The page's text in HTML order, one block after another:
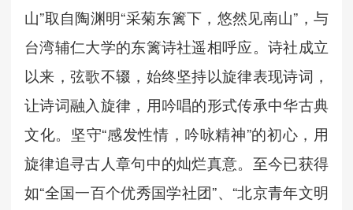
山”取自陶渊明“采菊东篱下，悠然见南山”，与
台湾辅仁大学的东篱诗社遥相呼应。诗社成立
以来， 弦歌不辍，始终坚持以旋律表现诗词，
让诗词融入旋律，用吟唱的形式传承中华古典
文化。坚守“感发性情，吟咏精神”的初心，用
旋律追寻古人章句中的灿烂真意。至今已获得
如“全国一百个优秀国学社团”、“北京青年文明